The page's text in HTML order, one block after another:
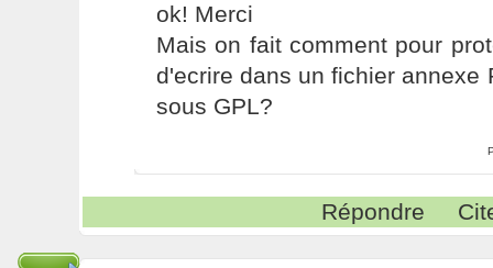
ok! Merci
Mais on fait comment pour
d'ecrire dans un fichier annexe
sous GPL?
Répondre